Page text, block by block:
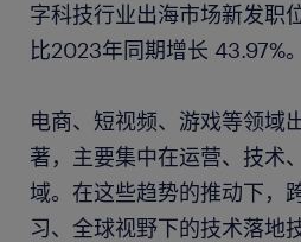
字科技行业出海市场新发职
比2023年同期增长 43.97%。
电商、短视频、游戏等领域
著，主要集中在运营、技术
域。在这些趋势的推动下，
习、全球视野下的技术落地